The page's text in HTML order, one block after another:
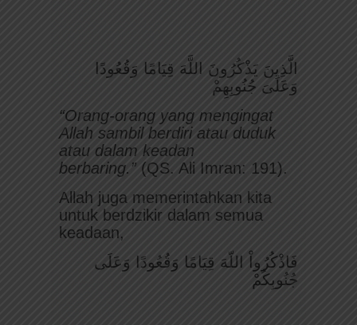
الَّذِينَ يَذْكُرُونَ اللَّهَ قِيَامًا وَقُعُودًا
وَعَلَىَ جُنُوبِهِمْ‏
“Orang-orang yang mengingat
Allah sambil berdiri atau duduk
atau dalam keadan
berbaring.”(QS. Ali Imran: 191).
Allah juga memerintahkan kita
untuk berdzikir dalam semua
keadaan,
فَاذْكُرُواْ اللّهَ قِيَامًا وَقُعُودًا وَعَلَى
جُنُوبِكُمْ